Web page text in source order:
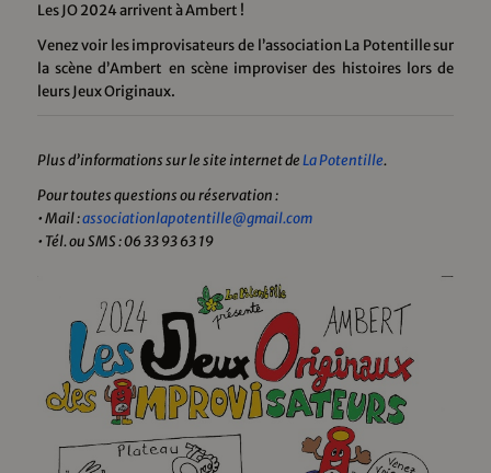
Les JO 2024 arrivent à Ambert !
Venez voir les improvisateurs de l’association La Potentille sur
la scène d’Ambert en scène improviser des histoires lors de
leurs Jeux Originaux.
Plus d’informations sur le site internet deLa Potentille.
Pour toutes questions ou réservation :
• Mail :associationlapotentille@gmail.com
• Tél. ou SMS : 06 33 93 63 19